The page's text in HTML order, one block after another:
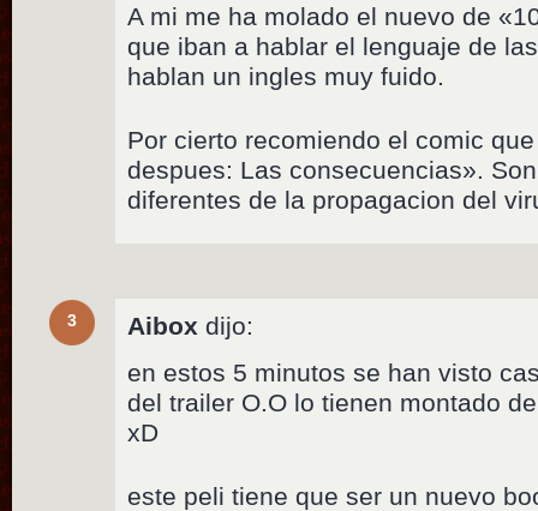
A mi me ha molado el nuevo de
que iban a hablar el lenguaje de
hablan un ingles muy fuido.
Por cierto recomiendo el comic
despues: Las consecuencias».
diferentes de la propagacion del
3 Aibox dijo:
en estos 5 minutos se han visto
del trailer O.O lo tienen montado
xD
este peli tiene que ser un nuevo